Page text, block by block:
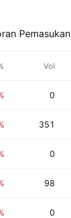
Pemasukan
Vol
0
351
0
98
0